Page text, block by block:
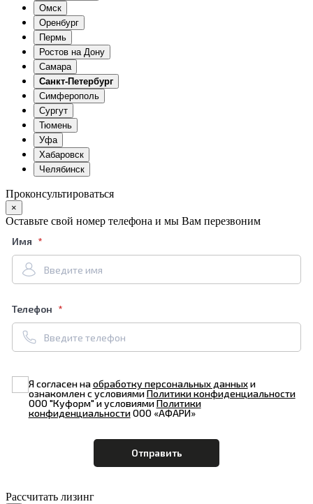
Омск
Оренбург
Пермь
Ростов на Дону
Самара
Санкт-Петербург
Симферополь
Сургут
Тюмень
Уфа
Хабаровск
Челябинск
Проконсультироваться
×
Оставьте свой номер телефона и мы Вам перезвоним
Имя
Телефон
Я согласен наобработку персональных данныхи
ознакомлен с условиямиПолитики конфиденциальности
ООО "Куформ" и условиямиПолитики
конфиденциальностиООО «АФАРИ»
Рассчитать лизинг